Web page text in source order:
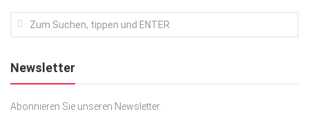
Podcast
SACHSEN IN PARIS
Newsletter
Abonnieren Sie unseren Newsletter